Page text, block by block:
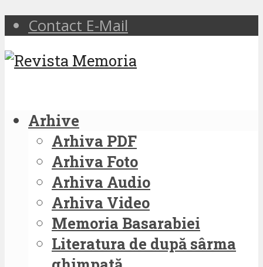
Contact E-Mail
Arhive
Arhiva PDF
Arhiva Foto
Arhiva Audio
Arhiva Video
Memoria Basarabiei
Literatura de după sârma